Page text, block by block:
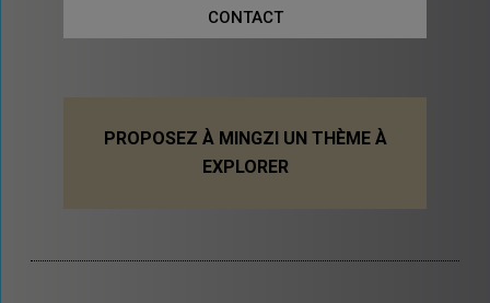
CONTACT
PROPOSEZ À MINGZI UN THÈME À
EXPLORER